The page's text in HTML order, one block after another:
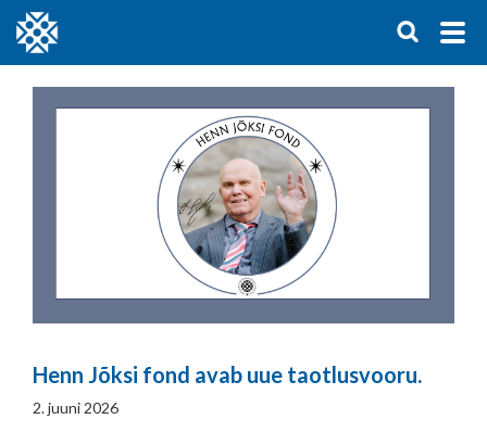
Henn Jõksi fond avab uue taotlusvooru.
2. juuni 2026